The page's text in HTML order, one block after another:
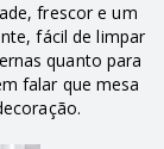
frescor e um
fácil de limpar
quanto para
falar que mesa